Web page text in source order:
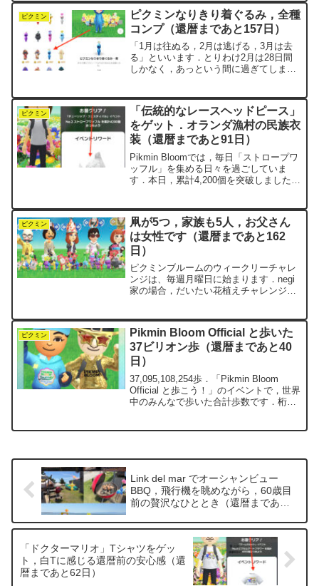
のリワードとして届いたのは「アイスク
ライマー」...
ピクミン
ピクミンなりきり着ぐるみ，全種
コンプ（還暦まであと157日）
「1月は往ぬる，2月は逃げる，3月は去
る」といいます．とりわけ2月は28日間
しかなく，あっという間に過ぎてしまい
います．今月は「ラッピングリボン」を
集めながら，お題をこ...
ピクミン
「伝統的なレースヘッドピース」
をゲット．オランダ漁村の民族衣
装（還暦まであと91日）
Pikmin Bloomでは，毎日「ストロープワ
ッフル」を集める日々を過ごしていま
す．本日，累計4,200個を突破しました．
の年になると，なおさら実感します．イ
ベント...
ピクミン
凧が5つ，家族も5人，お父さん
は女性です（還暦まであと162
日）
ピクミンブルームのウィークリーチャレ
ンジは、毎週月曜日に始まります．negi
家の場合，だいたい花植えチャレンジが
ンジ中の様子のスナップショットを撮る
と，今は「全員で凧揚げ...
ピクミン
Pikmin Bloom Official と歩いた
37ビリオン歩（還暦まであと40
日）
37,095,108,254歩．「Pikmin Bloom
Official と歩こう！」のイベントで，世界
中のみんなで歩いた合計歩数です．桁が
Link del mar でオーシャンビュー
BBQ，飛行機を眺めながら，60歳目
前の贅沢なひととき（還暦まであと
「ドクターマリオ」Tシャツをゲッ
ト，白Tに感じる還暦前の安心感（還
暦まであと62日）